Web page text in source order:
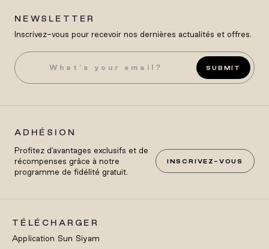
NEWSLETTER
Inscrivez-vous pour recevoir nos dernières actualités et offres.
SUBMIT
ADHÉSION
Profitez d'avantages exclusifs et de
récompenses grâce à notre
programme de fidélité gratuit.
INSCRIVEZ-VOUS
TÉLÉCHARGER
Application Sun Siyam